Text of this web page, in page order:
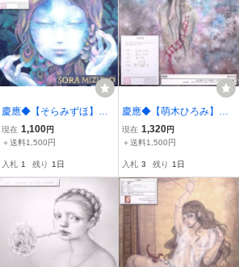
慶應◆【そらみずほ】真
筆 個展出品作 アクリル F
20号人物画『夏椿』美少
コンプレックスセンター
証明書付10
現在 1,100円
＋送料1,500円
入札 1 残り 1日
慶應◆【萌木ひろみ】真
筆 SSMパネルにアクリ
ル・モデリングペース
013年制作 証明書付 27
現在 1,320円
＋送料1,500円
入札 3 残り 1日